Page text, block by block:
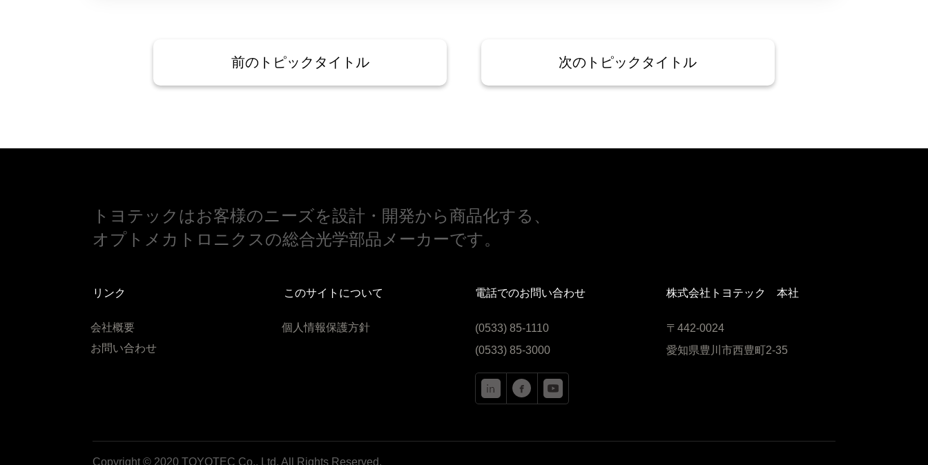
前のトピックタイトル 次のトピックタイトル
トヨテックはお客様のニーズを設計・開発から商品化する、
オプトメカトロニクスの総合光学部品メーカーです。
リンク
会社概要
お問い合わせ
このサイトについて
個人情報保護方針
電話でのお問い合わせ
(0533) 85-1110
(0533) 85-3000
株式会社トヨテック 本社
〒442-0024
愛知県豊川市西豊町2-35
Copyright © 2020 TOYOTEC Co., Ltd. All Rights Reserved.